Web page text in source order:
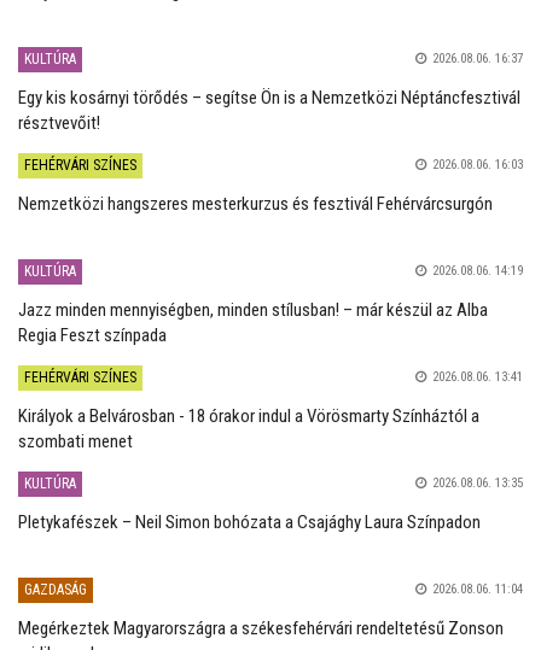
KULTÚRA 2026.08.06. 16:37
Egy kis kosárnyi törődés – segítse Ön is a Nemzetközi Néptáncfesztivál
résztvevőit!
FEHÉRVÁRI SZÍNES 2026.08.06. 16:03
Nemzetközi hangszeres mesterkurzus és fesztivál Fehérvárcsurgón
KULTÚRA 2026.08.06. 14:19
Jazz minden mennyiségben, minden stílusban! – már készül az Alba
Regia Feszt színpada
FEHÉRVÁRI SZÍNES 2026.08.06. 13:41
Királyok a Belvárosban - 18 órakor indul a Vörösmarty Színháztól a
szombati menet
KULTÚRA 2026.08.06. 13:35
Pletykafészek – Neil Simon bohózata a Csajághy Laura Színpadon
GAZDASÁG 2026.08.06. 11:04
Megérkeztek Magyarországra a székesfehérvári rendeltetésű Zonson